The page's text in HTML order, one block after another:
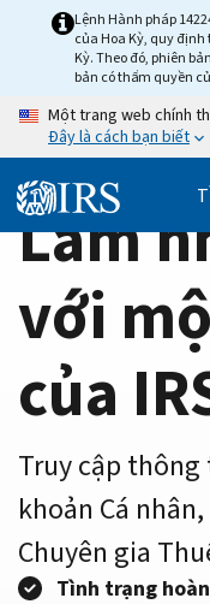
HomeLệnh Hành pháp
của Hoa Kỳ, quy
Kỳ. Theo đó, phiên
bản có thẩm quyền
Một trang web chính
Đây là cách bạn biết
Làm
với
của
Truy cập thông
khoản Cá
Chuyên gia
Tình trạng